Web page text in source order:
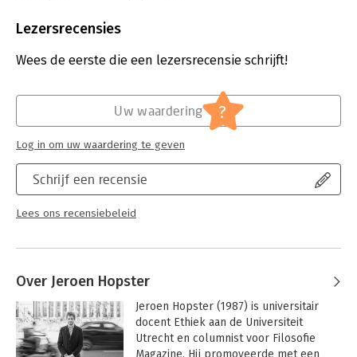
Druk:
Lezersrecensies
Wees de eerste die een lezersrecensie schrijft!
Schrijf een recensie
Lees ons recensiebeleid
Uw waardering ?
Log in om uw waardering te geven
Over Jeroen Hopster
Jeroen Hopster (1987) is universitair
docent Ethiek aan de Universiteit
Utrecht en columnist voor Filosofie
Magazine. Hij promoveerde met een